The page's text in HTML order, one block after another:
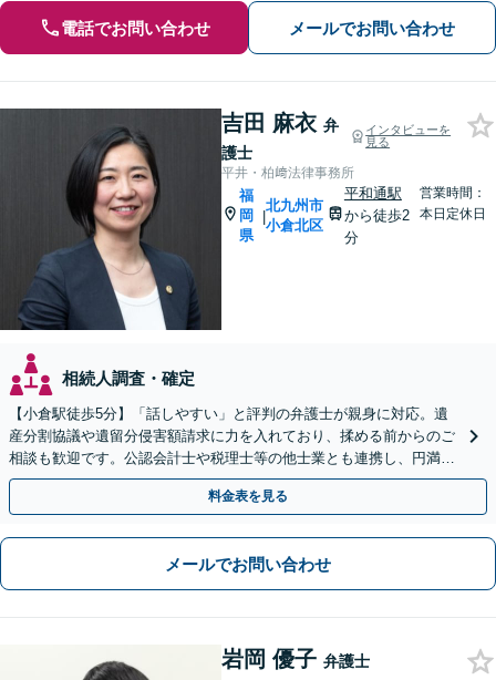
電話でお問い合わせ メールでお問い合わせ
吉田 麻衣 弁
護士
インタビューを
見る
平井・柏﨑法律事務所
福
岡
県
|
北九州市
小倉北区
平和通駅
から徒歩2
分
営業時間：
本日定休日
相続人調査・確定
【小倉駅徒歩5分】「話しやすい」と評判の弁護士が親身に対応。遺
産分割協議や遺留分侵害額請求に力を入れており、揉める前からのご
相談も歓迎です。公認会計士や税理士等の他士業とも連携し、円満な
解決を全力でサポートいたします。まずはご相談ください。
料金表を見る
メールでお問い合わせ
岩岡 優子 弁護士